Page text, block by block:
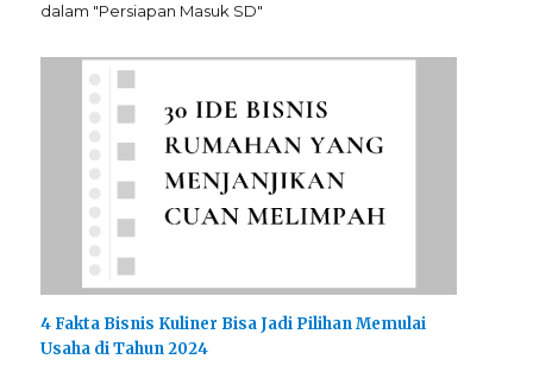
dalam "Persiapan Masuk SD"
4 Fakta Bisnis Kuliner Bisa Jadi Pilihan Memulai
Usaha di Tahun 2024